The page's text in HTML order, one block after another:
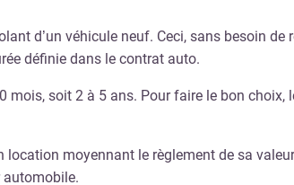
d’un véhicule neuf. Ceci, sans besoin
définie dans le contrat auto.
mois, soit 2 à 5 ans. Pour faire le bon
moyennant le règlement de sa
automobile.